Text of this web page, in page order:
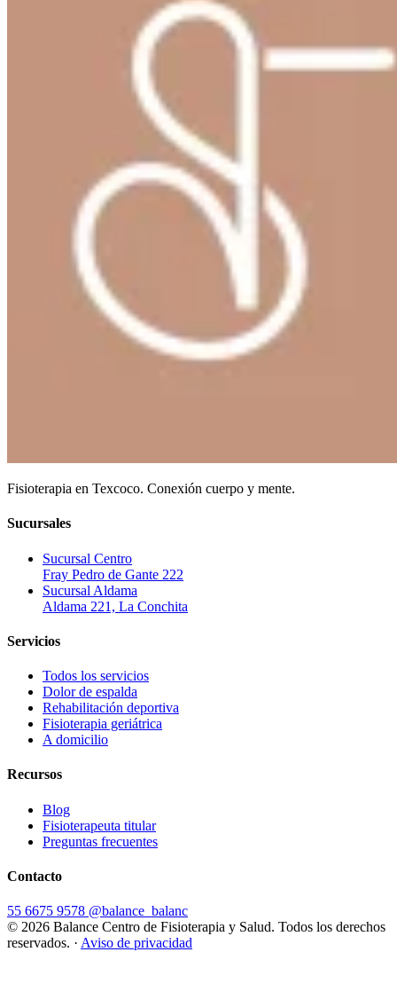
Fisioterapia en Texcoco. Conexión cuerpo y mente.
Sucursales
Sucursal Centro
Fray Pedro de Gante 222
Sucursal Aldama
Aldama 221, La Conchita
Servicios
Todos los servicios
Dolor de espalda
Rehabilitación deportiva
Fisioterapia geriátrica
A domicilio
Recursos
Blog
Fisioterapeuta titular
Preguntas frecuentes
Contacto
55 6675 9578 @balance_balanc
© 2026 Balance Centro de Fisioterapia y Salud. Todos los derechos
reservados. · Aviso de privacidad